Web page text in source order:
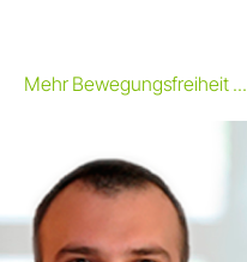
Mehr Bewegungsfreiheit ...